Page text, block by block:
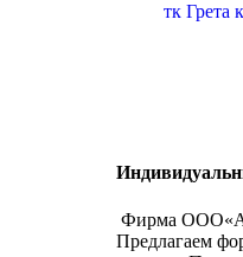
тк Грета
Фирма
Предлагаем